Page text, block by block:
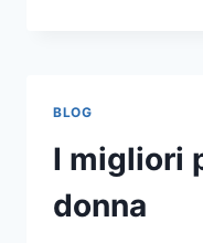
VIDEO
BLOG
I migliori
donna